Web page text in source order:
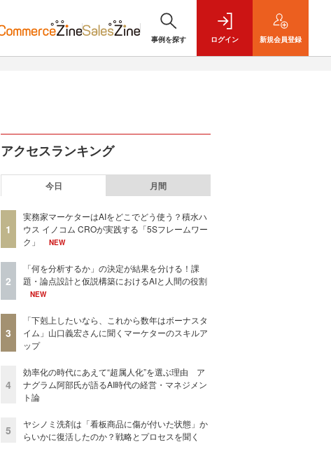
事例を探す ログイン 新規会員登録
アクセスランキング
今日 月間
1
実務家マーケターはAIをどこでどう使う？積水ハ
ウス イノコム CROが実践する「5Sフレームワー
ク」
NEW
2
「何を分析するか」の決定が結果を分ける！課
題・論点設計と仮説構築におけるAIと人間の役割
NEW
3
「下剋上したいなら、これから数年はボーナスタ
イム」山口義宏さんに聞くマーケターのスキルア
ップ
4
効率化の時代にあえて“超属人化”を選ぶ理由 ア
ナグラム阿部氏が語るAI時代の経営・マネジメン
ト論
5
ヤシノミ洗剤は「看板商品に傷が付いた状態」か
らいかに復活したのか？戦略とプロセスを聞く